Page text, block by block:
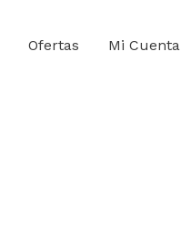
Ofertas Mi Cuenta